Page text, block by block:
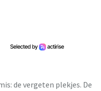
de vergeten plekjes. De